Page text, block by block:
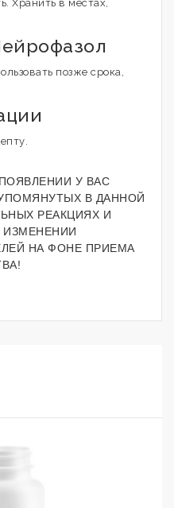
Хранить в местах,
позже срока,
У ВАС
В ДАННОЙ
РЕАКЦИЯХ И
НА ФОНЕ ПРИЕМА